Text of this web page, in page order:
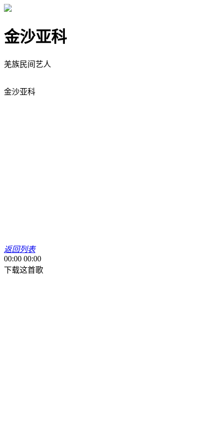
金沙亚科
羌族民间艺人
金沙亚科
返回列表
00:00 00:00
下载这首歌